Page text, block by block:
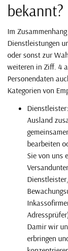
bekannt?
Im
Dienstleistungen
oder sonst zur
weiteren in Ziff. 4
Personendaten
Kategorien von
Ausland
bearbeiten
Sie von uns
Damir wir
erbringen